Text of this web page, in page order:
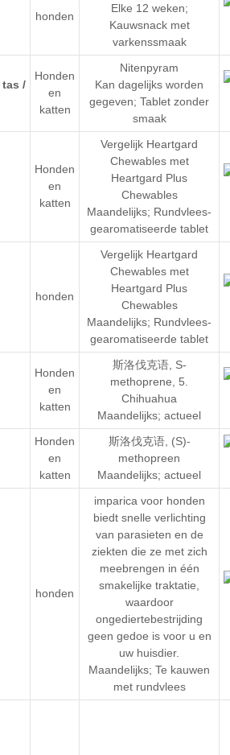
honden
Elke 12 weken;
Kauwsnack met
varkenssmaak
Honden
en
katten
Nitenpyram
Kan dagelijks worden
gegeven; Tablet zonder
smaak
Honden
en
katten
Vergelijk Heartgard
Chewables met
Heartgard Plus
Chewables
Maandelijks; Rundvlees-
gearomatiseerde tablet
honden
Vergelijk Heartgard
Chewables met
Heartgard Plus
Chewables
Maandelijks; Rundvlees-
gearomatiseerde tablet
Honden
en
katten
斯洛伐克语, S-
methoprene
5.
Chihuahua
Maandelijks; actueel
Honden
en
katten
斯洛伐克语, (S)-
methopreen
Maandelijks; actueel
honden
imparica voor honden
biedt snelle verlichting
van parasieten en de
ziekten die ze met zich
meebrengen in één
smakelijke traktatie,
waardoor
ongediertebestrijding
geen gedoe is voor u en
uw huisdier.
Maandelijks; Te kauwen
met rundvlees